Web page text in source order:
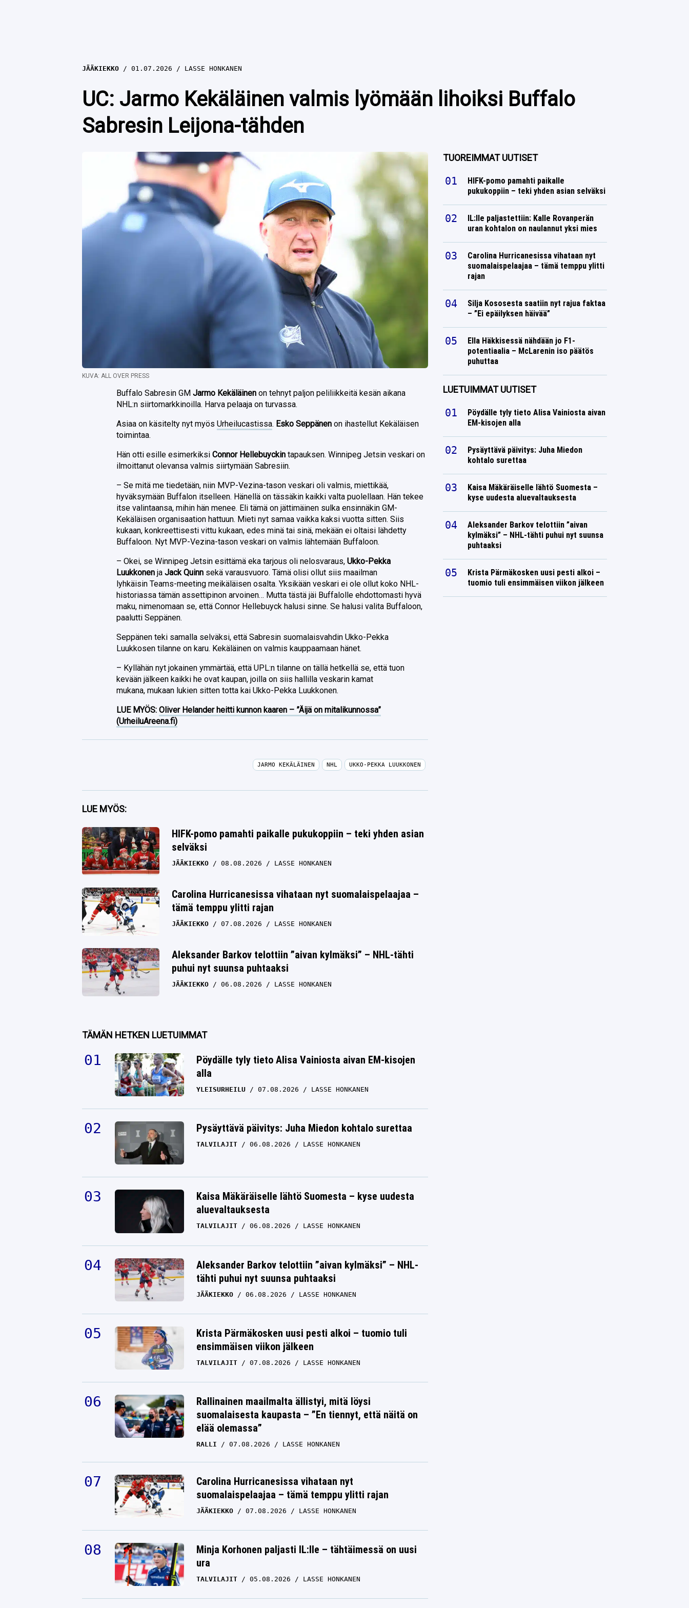
JÄÄKIEKKO 01.07.2026 LASSE HONKANEN
UC: Jarmo Kekäläinen valmis lyömään lihoiksi Buffalo
Sabresin Leijona-tähden
KUVA: ALL OVER PRESS
Buffalo Sabresin GMJarmo Kekäläinen on tehnyt paljon peliliikkeitä kesän aikana
NHL:n siirtomarkkinoilla. Harva pelaaja on turvassa.
Asiaa on käsitelty nyt myösUrheilucastissa. Esko Seppänen on ihastellut Kekäläisen
toimintaa.
Hän otti esille esimerkiksiConnor Hellebuyckin tapauksen. Winnipeg Jetsin veskari on
ilmoittanut olevansa valmis siirtymään Sabresiin.
– Se mitä me tiedetään, niin MVP-Vezina-tason veskari oli valmis, miettikää,
hyväksymään Buffalon itselleen. Hänellä on tässäkin kaikki valta puolellaan. Hän tekee
itse valintaansa, mihin hän menee. Eli tämä on jättimäinen sulka ensinnäkin GM-
Kekäläisen organisaation hattuun. Mieti nyt samaa vaikka kaksi vuotta sitten. Siis
kukaan, konkreettisesti vittu kukaan, edes minä tai sinä, mekään ei oltaisi lähdetty
Buffaloon. Nyt MVP-Vezina-tason veskari on valmis lähtemään Buffaloon.
– Okei, se Winnipeg Jetsin esittämä eka tarjous oli nelosvaraus,Ukko-Pekka
Luukkonen jaJack Quinn sekä varausvuoro. Tämä olisi ollut siis maailman
lyhkäisin Teams-meeting meikäläisen osalta. Yksikään veskari ei ole ollut koko NHL-
historiassa tämän assettipinon arvoinen… Mutta tästä jäi Buffalolle ehdottomasti hyvä
maku, nimenomaan se, että Connor Hellebuyck halusi sinne. Se halusi valita Buffaloon,
paalutti Seppänen.
Seppänen teki samalla selväksi, että Sabresin suomalaisvahdin Ukko-Pekka
Luukkosen tilanne on karu. Kekäläinen on valmis kauppaamaan hänet.
– Kyllähän nyt jokainen ymmärtää, että UPL:n tilanne on tällä hetkellä se, että tuon
kevään jälkeen kaikki he ovat kaupan, joilla on siis hallilla veskarin kamat
mukana, mukaan lukien sitten totta kai Ukko-Pekka Luukkonen.
LUE MYÖS:Oliver Helander heitti kunnon kaaren – ”Äijä on mitalikunnossa”
(UrheiluAreena.fi)
Facebook
Twitter
Whatsapp
JARMO KEKÄLÄINEN NHL UKKO-PEKKA LUUKKONEN
LUE MYÖS:
HIFK-pomo pamahti paikalle pukukoppiin – teki yhden asian
selväksi
JÄÄKIEKKO 08.08.2026 LASSE HONKANEN
Carolina Hurricanesissa vihataan nyt suomalaispelaajaa –
tämä temppu ylitti rajan
JÄÄKIEKKO 07.08.2026 LASSE HONKANEN
Aleksander Barkov telottiin ”aivan kylmäksi” – NHL-tähti
puhui nyt suunsa puhtaaksi
JÄÄKIEKKO 06.08.2026 LASSE HONKANEN
TÄMÄN HETKEN LUETUIMMAT
Pöydälle tyly tieto Alisa Vainiosta aivan EM-kisojen
alla
YLEISURHEILU 07.08.2026 LASSE HONKANEN
Pysäyttävä päivitys: Juha Miedon kohtalo surettaa
TALVILAJIT 06.08.2026 LASSE HONKANEN
Kaisa Mäkäräiselle lähtö Suomesta – kyse uudesta
aluevaltauksesta
TALVILAJIT 06.08.2026 LASSE HONKANEN
Aleksander Barkov telottiin ”aivan kylmäksi” – NHL-
tähti puhui nyt suunsa puhtaaksi
JÄÄKIEKKO 06.08.2026 LASSE HONKANEN
Krista Pärmäkosken uusi pesti alkoi – tuomio tuli
ensimmäisen viikon jälkeen
TALVILAJIT 07.08.2026 LASSE HONKANEN
Rallinainen maailmalta ällistyi, mitä löysi
suomalaisesta kaupasta – ”En tiennyt, että näitä on
elää olemassa”
RALLI 07.08.2026 LASSE HONKANEN
Carolina Hurricanesissa vihataan nyt
suomalaispelaajaa – tämä temppu ylitti rajan
JÄÄKIEKKO 07.08.2026 LASSE HONKANEN
Minja Korhonen paljasti IL:lle – tähtäimessä on uusi
ura
TALVILAJIT 05.08.2026 LASSE HONKANEN
TUOREIMMAT UUTISET
HIFK-pomo pamahti paikalle
pukukoppiin – teki yhden asian selväksi
IL:lle paljastettiin: Kalle Rovanperän
uran kohtalon on naulannut yksi mies
Carolina Hurricanesissa vihataan nyt
suomalaispelaajaa – tämä temppu ylitti
rajan
Silja Kososesta saatiin nyt rajua faktaa
– ”Ei epäilyksen häivää”
Ella Häkkisessä nähdään jo F1-
potentiaalia – McLarenin iso päätös
puhuttaa
LUETUIMMAT UUTISET
Pöydälle tyly tieto Alisa Vainiosta aivan
EM-kisojen alla
Pysäyttävä päivitys: Juha Miedon
kohtalo surettaa
Kaisa Mäkäräiselle lähtö Suomesta –
kyse uudesta aluevaltauksesta
Aleksander Barkov telottiin ”aivan
kylmäksi” – NHL-tähti puhui nyt suunsa
puhtaaksi
Krista Pärmäkosken uusi pesti alkoi –
tuomio tuli ensimmäisen viikon jälkeen